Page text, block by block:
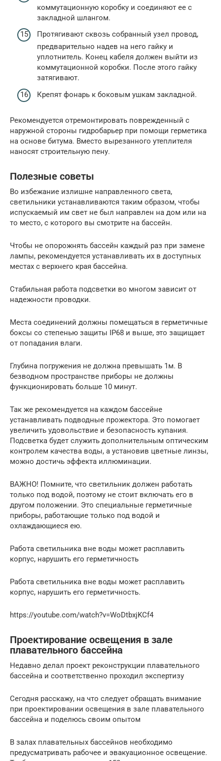
коммутационную коробку и соединяют ее с
закладной шлангом.
Протягивают сквозь собранный узел провод,
предварительно надев на него гайку и
уплотнитель. Конец кабеля должен выйти из
коммутационной коробки. После этого гайку
затягивают.
Крепят фонарь к боковым ушкам закладной.
Рекомендуется отремонтировать поврежденный с
наружной стороны гидробарьер при помощи герметика
на основе битума. Вместо вырезанного утеплителя
наносят строительную пену.
Полезные советы
Во избежание излишне направленного света,
светильники устанавливаются таким образом, чтобы
испускаемый им свет не был направлен на дом или на
то место, с которого вы смотрите на бассейн.
Чтобы не опорожнять бассейн каждый раз при замене
лампы, рекомендуется устанавливать их в доступных
местах с верхнего края бассейна.
Стабильная работа подсветки во многом зависит от
надежности проводки.
Места соединений должны помещаться в герметичные
боксы со степенью защиты IP68 и выше, это защищает
от попадания влаги.
Глубина погружения не должна превышать 1м. В
безводном пространстве приборы не должны
функционировать больше 10 минут.
Так же рекомендуется на каждом бассейне
устанавливать подводные прожектора. Это помогает
увеличить удовольствие и безопасность купания.
Подсветка будет служить дополнительным оптическим
контролем качества воды, а установив цветные линзы,
можно достичь эффекта иллюминации.
ВАЖНО! Помните, что светильник должен работать
только под водой, поэтому не стоит включать его в
другом положении. Это специальные герметичные
приборы, работающие только под водой и
охлаждающиеся ею.
Работа светильника вне воды может расплавить
корпус, нарушить его герметичность
Работа светильника вне воды может расплавить
корпус, нарушить его герметичность.
https://youtube.com/watch?v=WoDtbxjKCf4
Проектирование освещения в зале
плавательного бассейна
Недавно делал проект реконструкции плавательного
бассейна и соответственно проходил экспертизу
Сегодня расскажу, на что следует обращать внимание
при проектировании освещения в зале плавательного
бассейна и поделюсь своим опытом
В залах плавательных бассейнов необходимо
предусматривать рабочее и эвакуационное освещение.